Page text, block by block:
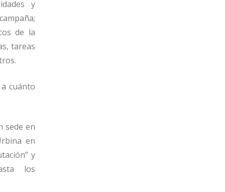
y
ña;
de la
tareas
cuánto
sede en
en
ón”y
los